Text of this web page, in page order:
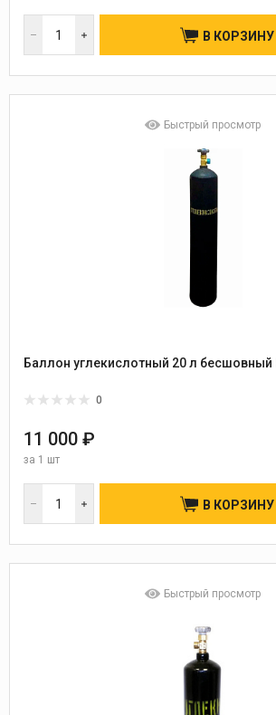
В КОРЗИНУ
Быстрый просмотр
0
11 000 ₽
за 1 шт
В КОРЗИНУ
Быстрый просмотр